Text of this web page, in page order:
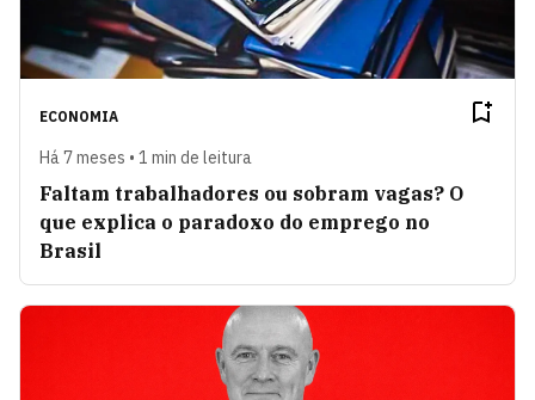
ECONOMIA
Há 7 meses • 1 min de leitura
Faltam trabalhadores ou sobram vagas? O
que explica o paradoxo do emprego no
Brasil